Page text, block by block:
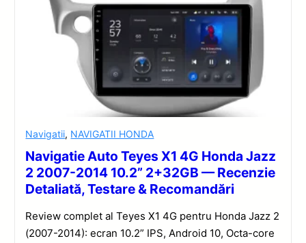
Navigatii, NAVIGATII HONDA
Navigatie Auto Teyes X1 4G Honda Jazz
2 2007-2014 10.2” 2+32GB — Recenzie
Detaliată, Testare & Recomandări
Review complet al Teyes X1 4G pentru Honda Jazz 2
(2007-2014): ecran 10.2” IPS, Android 10, Octa-core